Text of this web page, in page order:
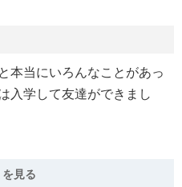
本当にいろんなことがあっ
入学して友達ができまし
見る